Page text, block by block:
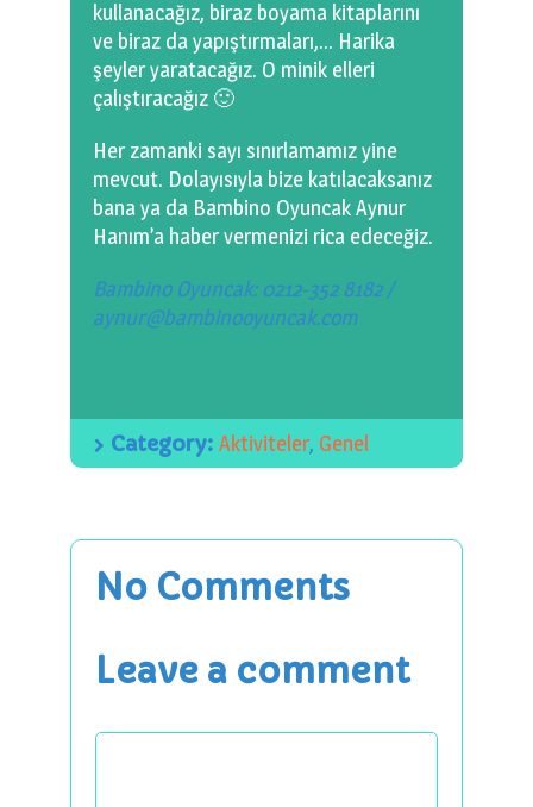
kullanacağız, biraz boyama kitaplarını
ve biraz da yapıştırmaları,… Harika
şeyler yaratacağız. O minik elleri
çalıştıracağız 🙂
Her zamanki sayı sınırlamamız yine
mevcut. Dolayısıyla bize katılacaksanız
bana ya da Bambino Oyuncak Aynur
Hanım’a haber vermenizi rica edeceğiz.
Bambino Oyuncak: 0212-352 8182 /
aynur@bambinooyuncak.com
Category: Aktiviteler, Genel
No Comments
Leave a comment